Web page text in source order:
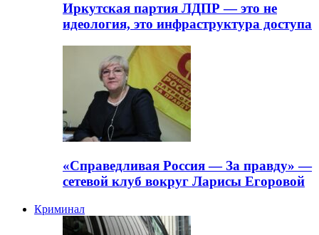
Иркутская партия ЛДПР — это не
идеология, это инфраструктура доступа
«Справедливая Россия — За правду» —
сетевой клуб вокруг Ларисы Егоровой
Криминал